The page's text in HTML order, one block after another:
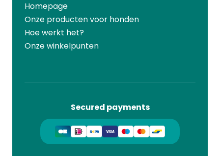
Homepage
Onze producten voor honden
Hoe werkt het?
Onze winkelpunten
Secured payments